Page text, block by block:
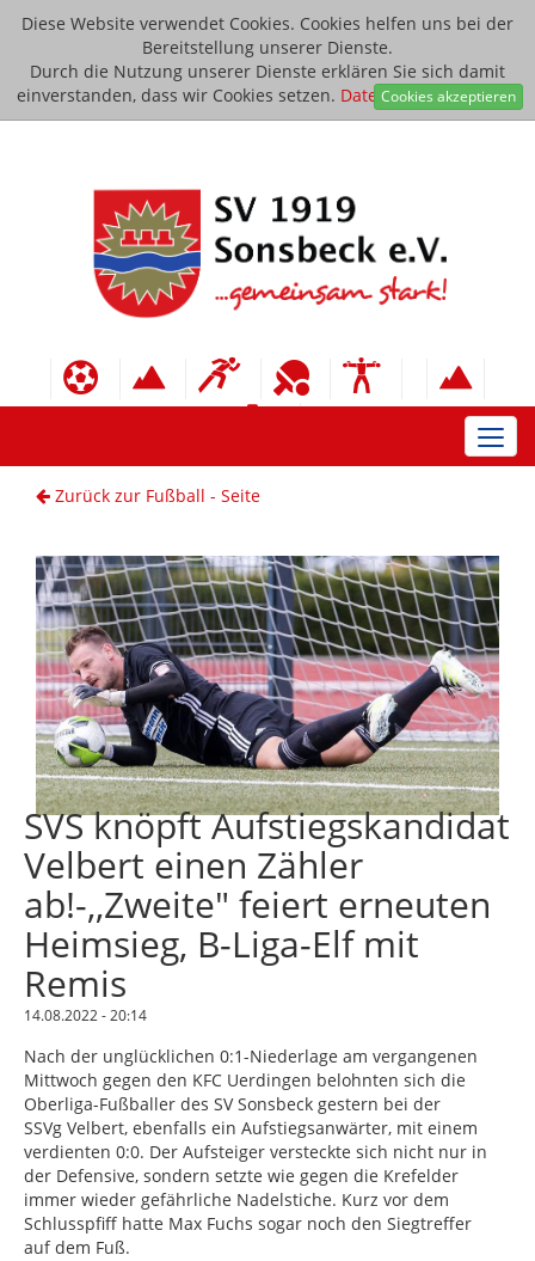
Diese Website verwendet Cookies. Cookies helfen uns bei der
Bereitstellung unserer Dienste.
Durch die Nutzung unserer Dienste erklären Sie sich damit
einverstanden, dass wir Cookies setzen. Datenschutzerklärung
Cookies akzeptieren
Zurück zur Fußball - Seite
SVS knöpft Aufstiegskandidat
Velbert einen Zähler
ab!-,,Zweite" feiert erneuten
Heimsieg, B-Liga-Elf mit
Remis
14.08.2022 - 20:14
Nach der unglücklichen 0:1-Niederlage am vergangenen
Mittwoch gegen den KFC Uerdingen belohnten sich die
Oberliga-Fußballer des SV Sonsbeck gestern bei der
SSVg Velbert, ebenfalls ein Aufstiegsanwärter, mit einem
verdienten 0:0. Der Aufsteiger versteckte sich nicht nur in
der Defensive, sondern setzte wie gegen die Krefelder
immer wieder gefährliche Nadelstiche. Kurz vor dem
Schlusspfiff hatte Max Fuchs sogar noch den Siegtreffer
auf dem Fuß.